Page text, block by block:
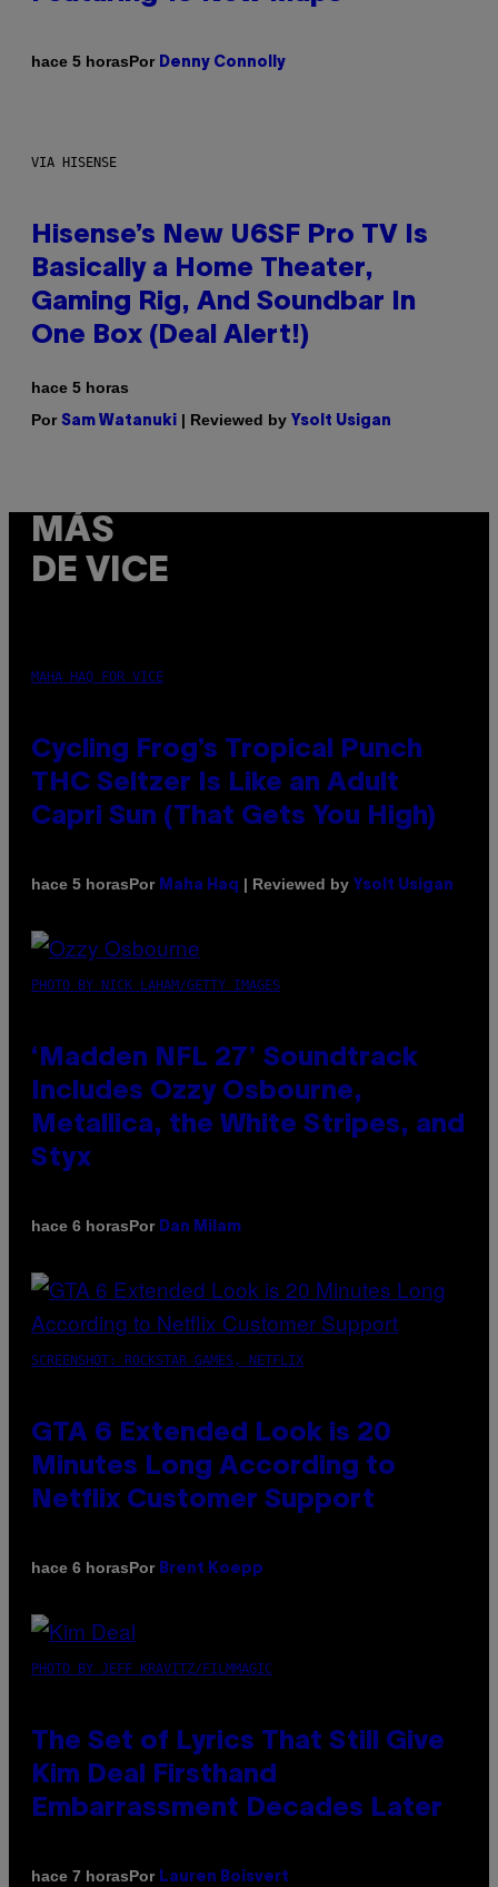
hace 5 horasPor Denny Connolly
VIA HISENSE
Hisense’s New U6SF Pro TV Is
Basically a Home Theater,
Gaming Rig, And Soundbar In
One Box (Deal Alert!)
hace 5 horas
Por Sam Watanuki | Reviewed by Ysolt Usigan
MÁS
DE VICE
MAHA HAQ FOR VICE
Cycling Frog’s Tropical Punch
THC Seltzer Is Like an Adult
Capri Sun (That Gets You High)
hace 5 horasPor Maha Haq | Reviewed by Ysolt Usigan
PHOTO BY NICK LAHAM/GETTY IMAGES
‘Madden NFL 27’ Soundtrack
Includes Ozzy Osbourne,
Metallica, the White Stripes, and
Styx
hace 6 horasPor Dan Milam
SCREENSHOT: ROCKSTAR GAMES, NETFLIX
GTA 6 Extended Look is 20
Minutes Long According to
Netflix Customer Support
hace 6 horasPor Brent Koepp
PHOTO BY JEFF KRAVITZ/FILMMAGIC
The Set of Lyrics That Still Give
Kim Deal Firsthand
Embarrassment Decades Later
hace 7 horasPor Lauren Boisvert